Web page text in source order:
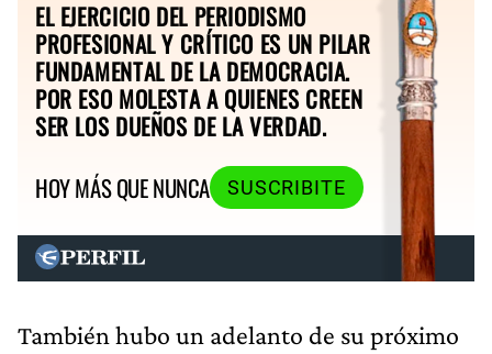
EL EJERCICIO DEL PERIODISMO
PROFESIONAL Y CRÍTICO ES UN PILAR
FUNDAMENTAL DE LA DEMOCRACIA.
POR ESO MOLESTA A QUIENES CREEN
SER LOS DUEÑOS DE LA VERDAD.
HOY MÁS QUE NUNCA
SUSCRIBITE
También hubo un adelanto de su próximo